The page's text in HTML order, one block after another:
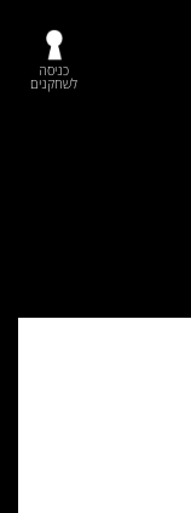
כניסה
לשחקנים